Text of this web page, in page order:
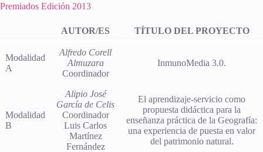
Premiados Edición 2013
AUTOR/ES TÍTULO DEL PROYECTO
Modalidad
A
Alfredo Corell
Almuzara
Coordinador
InmunoMedia 3.0.
Modalidad
B
Alipio José
García de Celis
Coordinador
Luis Carlos
Martínez
Fernández
El aprendizaje-servicio como
propuesta didáctica para la
enseñanza práctica de la Geografía:
una experiencia de puesta en valor
del patrimonio natural.